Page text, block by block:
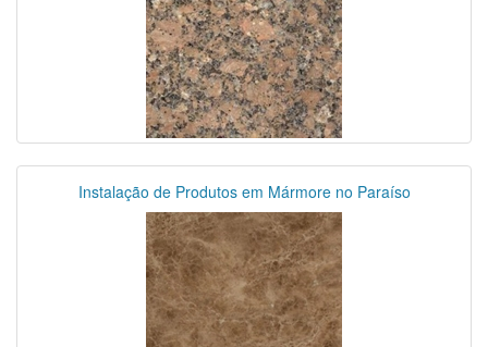
Instalação de Produtos em Mármore no Paraíso